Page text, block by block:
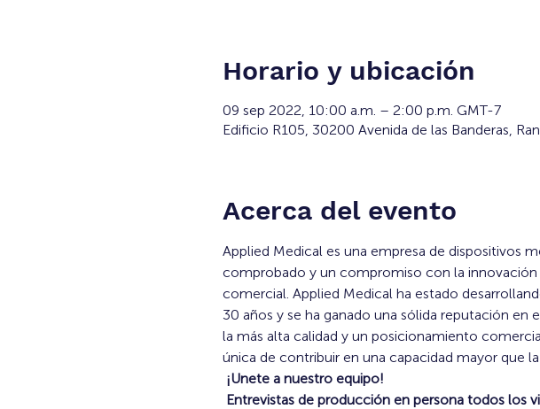
Horario y ubicación
09 sep 2022, 10:00 a.m. – 2:00 p.m. GMT-7
Edificio R105, 30200 Avenida de las Banderas,
Acerca del evento
Applied Medical es una empresa de dispositivos
comprobado y un compromiso con la
comercial. Applied Medical ha estado
30 años y se ha ganado una sólida reputación
la más alta calidad y un posicionamiento
única de contribuir en una capacidad mayor que
¡Unete a nuestro equipo!
Entrevistas de producción en persona todos los